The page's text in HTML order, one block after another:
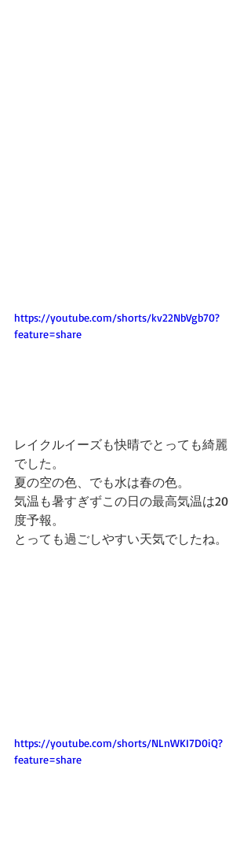
https://youtube.com/shorts/kv22NbVgb70?
feature=share
レイクルイーズも快晴でとっても綺麗
でした。
夏の空の色、でも水は春の色。
気温も暑すぎずこの日の最高気温は20
度予報。
とっても過ごしやすい天気でしたね。
https://youtube.com/shorts/NLnWKI7D0iQ?
feature=share